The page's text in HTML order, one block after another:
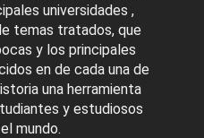
universidades ,
temas tratados, que
y los principales
en de cada una de
una herramienta
y estudiosos
mundo.